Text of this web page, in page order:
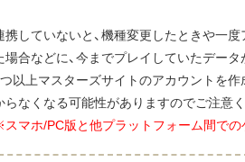
携していないと、機種変更したときや一
場合などに、今までプレイしていたデー
以上マスターズサイトのアカウントを
らなくなる可能性がありますのでご注意く
マホ/PC版と他プラットフォーム間での